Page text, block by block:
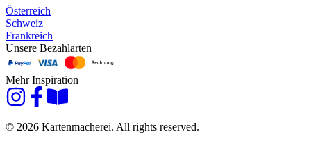
Österreich
Schweiz
Frankreich
Unsere Bezahlarten
Mehr Inspiration
© 2026 Kartenmacherei. All rights reserved.